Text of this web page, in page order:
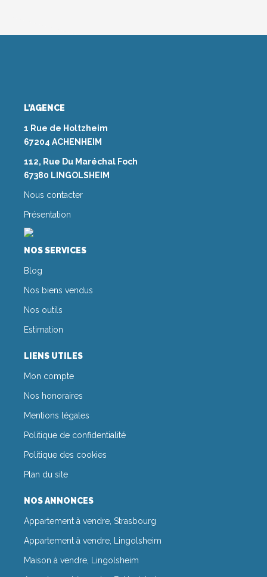
L'AGENCE
1 Rue de Holtzheim
67204 ACHENHEIM
112, Rue Du Maréchal Foch
67380 LINGOLSHEIM
Nous contacter
Présentation
NOS SERVICES
Blog
Nos biens vendus
Nos outils
Estimation
LIENS UTILES
Mon compte
Nos honoraires
Mentions légales
Politique de confidentialité
Politique des cookies
Plan du site
NOS ANNONCES
Appartement à vendre, Strasbourg
Appartement à vendre, Lingolsheim
Maison à vendre, Lingolsheim